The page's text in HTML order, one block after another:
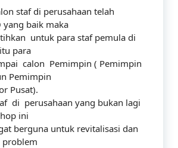
staf di perusahaan telah
baik maka
untuk para staf pemula di
para
calon Pemimpin ( Pemimpin
Pemimpin
Pusat).
di perusahaan yang bukan lagi
ini
berguna untuk revitalisasi dan
problem